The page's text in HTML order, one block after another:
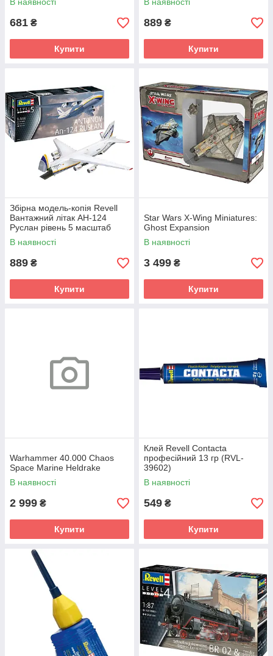
681 ₴
Купити
889 ₴
Купити
Збірна модель-копія Revell
Вантажний літак АН-124
Руслан рівень 5 масштаб
1:144 (RVL-03807)
В наявності
889 ₴
Купити
Star Wars X-Wing Miniatures:
Ghost Expansion
В наявності
3 499 ₴
Купити
Warhammer 40.000 Chaos
Space Marine Heldrake
В наявності
2 999 ₴
Купити
Клей Revell Contacta
професійний 13 гр (RVL-
39602)
В наявності
549 ₴
Купити